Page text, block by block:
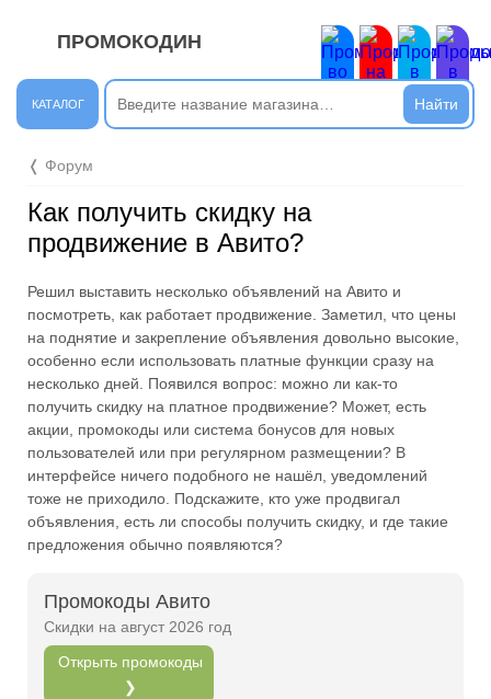
ПРОМОКОДИН
КАТАЛОГ
❬ Форум
Как получить скидку на
продвижение в Авито?
Решил выставить несколько объявлений на Авито и
посмотреть, как работает продвижение. Заметил, что цены
на поднятие и закрепление объявления довольно высокие,
особенно если использовать платные функции сразу на
несколько дней. Появился вопрос: можно ли как-то
получить скидку на платное продвижение? Может, есть
акции, промокоды или система бонусов для новых
пользователей или при регулярном размещении? В
интерфейсе ничего подобного не нашёл, уведомлений
тоже не приходило. Подскажите, кто уже продвигал
объявления, есть ли способы получить скидку, и где такие
предложения обычно появляются?
Промокоды Авито
Скидки на август 2026 год
Открыть промокоды
❯
Новые сообщения ЗАКРЫТЬ
найдёте интересные новости.
Открыть полностью
промокоды каждый день!
Открыть полностью
Напиши комментарий и получи 50 рублей. Уже есть те,
кто пополнили баланс своего мобильного телефона.
Проверяй акции, делай видео-обзор и зарабатывайт
от 1000 рублей за одно видел.
Открыть полностью